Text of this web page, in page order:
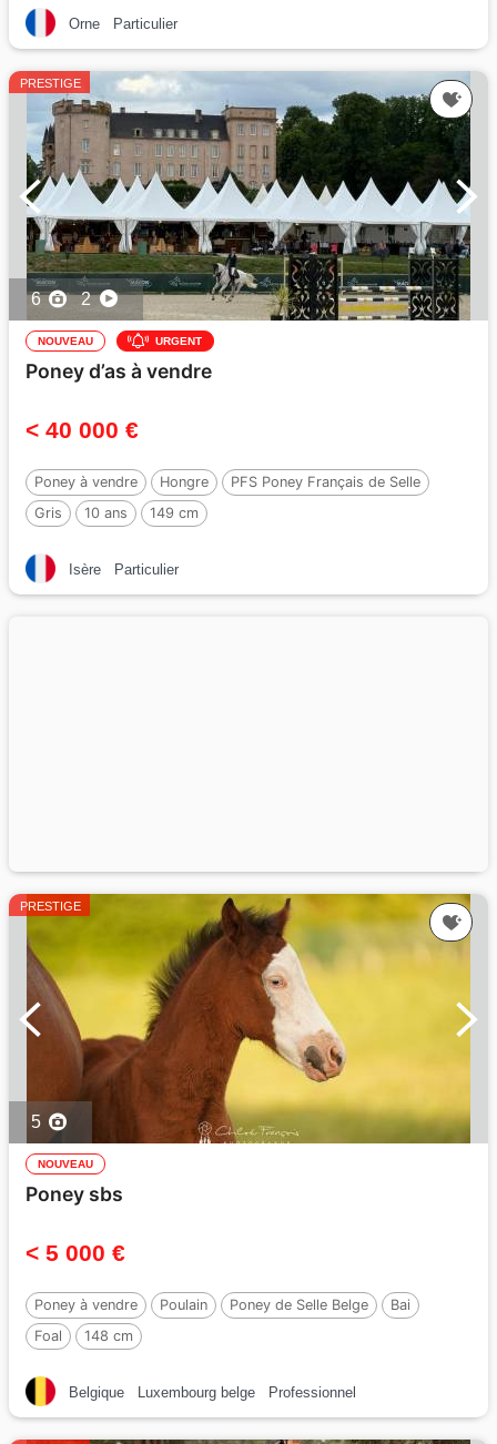
Orne Particulier
PRESTIGE
6 2
NOUVEAU URGENT
Poney d’as à vendre
< 40 000 €
Poney à vendre Hongre
PFS Poney Français de Selle
Gris
10 ans 149 cm
Isère Particulier
PRESTIGE
5
NOUVEAU
Poney sbs
< 5 000 €
Poney à vendre Poulain Poney de Selle Belge
Bai
Foal
148 cm
Belgique Luxembourg belge Professionnel